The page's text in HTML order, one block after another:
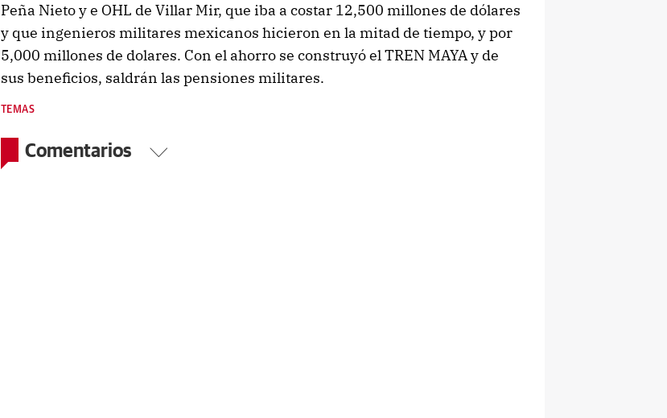
Peña Nieto y e OHL de Villar Mir, que iba a costar 12,500 millones de dólares
y que ingenieros militares mexicanos hicieron en la mitad de tiempo, y por
5,000 millones de dolares. Con el ahorro se construyó el TREN MAYA y de
sus beneficios, saldrán las pensiones militares.
TEMAS
Comentarios